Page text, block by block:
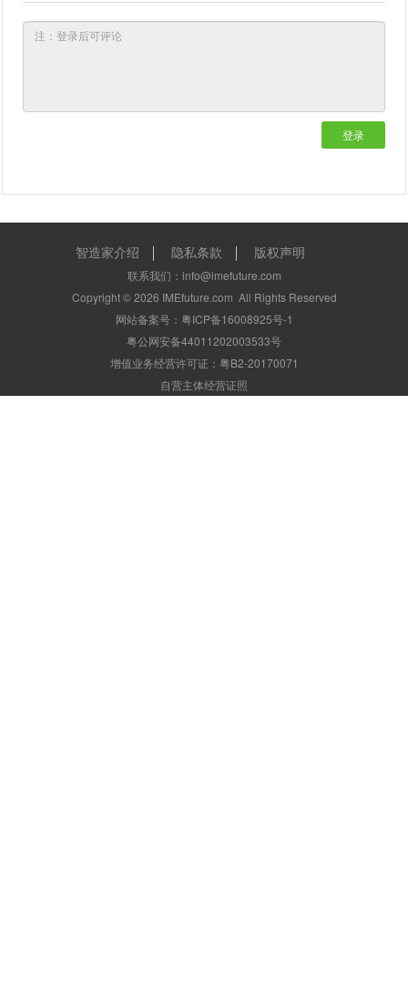
登录
智造家介绍 隐私条款 版权声明
联系我们：info@imefuture.com
Copyright ©2026 IMEfuture.com All Rights Reserved
网站备案号：粤ICP备16008925号-1
粤公网安备44011202003533号
增值业务经营许可证：粤B2-20170071
自营主体经营证照